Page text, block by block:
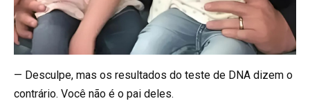
— Desculpe, mas os resultados do teste de DNA dizem o
contrário. Você não é o pai deles.